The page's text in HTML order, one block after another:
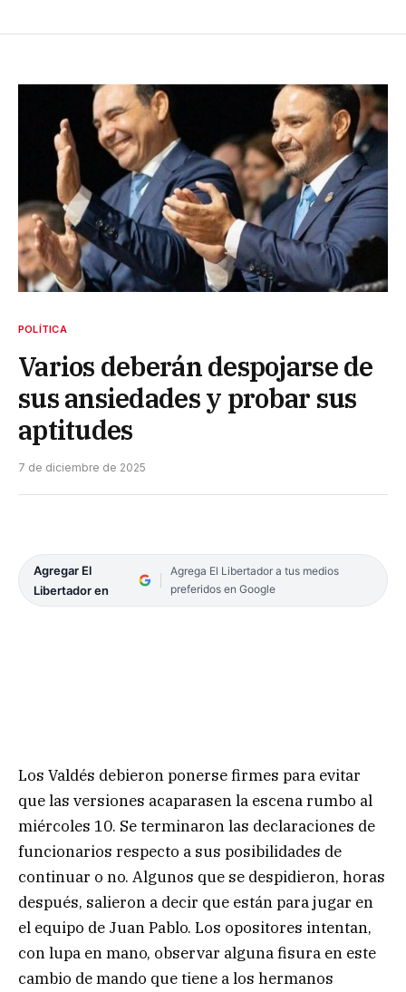
POLÍTICA
Varios deberán despojarse de
sus ansiedades y probar sus
aptitudes
7 de diciembre de 2025
Agregar El
Libertador en
Agrega El Libertador a tus medios
preferidos en Google
Los Valdés debieron ponerse firmes para evitar
que las versiones acaparasen la escena rumbo al
miércoles 10. Se terminaron las declaraciones de
funcionarios respecto a sus posibilidades de
continuar o no. Algunos que se despidieron, horas
después, salieron a decir que están para jugar en
el equipo de Juan Pablo. Los opositores intentan,
con lupa en mano, observar alguna fisura en este
cambio de mando que tiene a los hermanos